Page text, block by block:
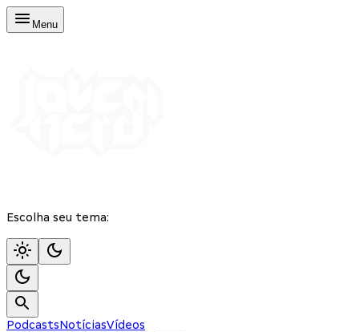
Menu
Escolha seu tema:
PodcastsNotíciasVídeos